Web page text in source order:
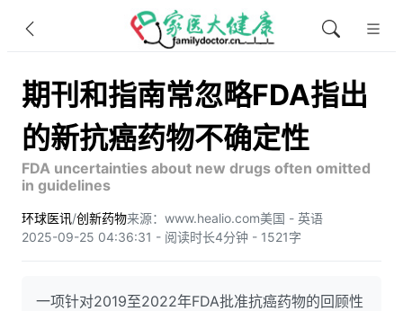
期刊和指南常忽略FDA指出
的新抗癌药物不确定性
FDA uncertainties about new drugs often omitted
in guidelines
环球医讯/创新药物来源：www.healio.com美国 - 英语
2025-09-25 04:36:31 - 阅读时长4分钟 - 1521字
一项针对2019至2022年FDA批准抗癌药物的回顾性